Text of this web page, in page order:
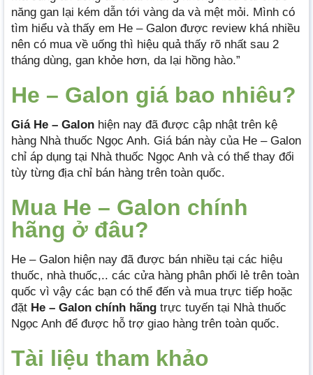
năng gan lại kém dẫn tới vàng da và mệt mỏi. Mình có
tìm hiểu và thấy em He – Galon được review khá nhiều
nên có mua về uống thì hiệu quả thấy rõ nhất sau 2
tháng dùng, gan khỏe hơn, da lại hồng hào.”
He – Galon giá bao nhiêu?
Giá He – Galon hiện nay đã được cập nhật trên kệ
hàng Nhà thuốc Ngọc Anh. Giá bán này của He – Galon
chỉ áp dụng tại Nhà thuốc Ngọc Anh và có thể thay đổi
tùy từng địa chỉ bán hàng trên toàn quốc.
Mua He – Galon chính
hãng ở đâu?
He – Galon hiện nay đã được bán nhiều tại các hiệu
thuốc, nhà thuốc,.. các cửa hàng phân phối lẻ trên toàn
quốc vì vậy các bạn có thể đến và mua trực tiếp hoặc
đặt He – Galon chính hãng trực tuyến tại Nhà thuốc
Ngọc Anh để được hỗ trợ giao hàng trên toàn quốc.
Tài liệu tham khảo